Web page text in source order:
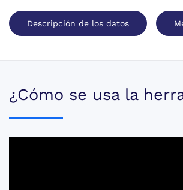
Descripción de los datos
¿Cómo se usa la